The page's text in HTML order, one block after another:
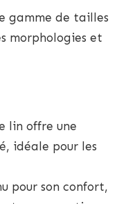
gamme de tailles
morphologies et
lin offre une
idéale pour les
pour son confort,